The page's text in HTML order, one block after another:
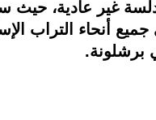
أنحاء التراب
برشلونة.